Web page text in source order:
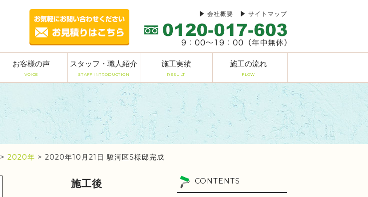
サイトマップ
会社概要
お客様の声
VOICE
スタッフ・職人紹介
STAFF INTRODUCTION
施工実績
RESULT
施工の流れ
FLOW
> 2020年 > 2020年10月21日 駿河区S様邸完成
施工後 CONTENTS